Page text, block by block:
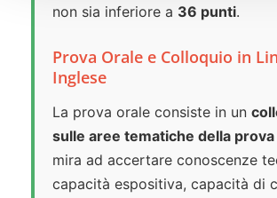
non sia inferiore a 36 punti.
Prova Orale e Colloquio in
Inglese
La prova orale consiste in un
sulle aree tematiche della
mira ad accertare conoscenze
capacità espositiva, capacità di